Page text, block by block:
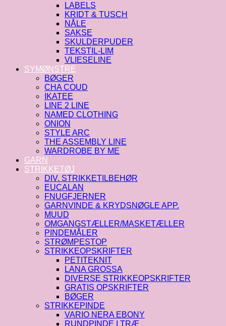
LABELS
KRIDT & TUSCH
NÅLE
SAKSE
SKULDERPUDER
TEKSTIL-LIM
VLIESELINE
SYMØNSTRE
BØGER
CHA COUD
IKATEE
LINE 2 LINE
NAMED CLOTHING
ONION
STYLE ARC
THE ASSEMBLY LINE
WARDROBE BY ME
GARN
STRIKKETØJ
DIV. STRIKKETILBEHØR
EUCALAN
FNUGFJERNER
GARNVINDE & KRYDSNØGLE APP.
MUUD
OMGANGSTÆLLER/MASKETÆLLER
PINDEMÅLER
STRØMPESTOP
STRIKKEOPSKRIFTER
PETITEKNIT
LANA GROSSA
DIVERSE STRIKKEOPSKRIFTER
GRATIS OPSKRIFTER
BØGER
STRIKKEPINDE
VARIO NERA EBONY
RUNDPINDE I TRÆ